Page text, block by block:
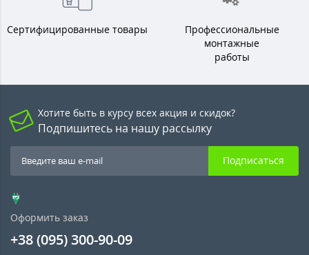
Сертифицированные товары
Профессиональные
монтажные
работы
Хотите быть в курсу всех акция и скидок?
Подпишитесь на нашу рассылку
Подписаться
Оформить заказ
+38 (095) 300-90-09